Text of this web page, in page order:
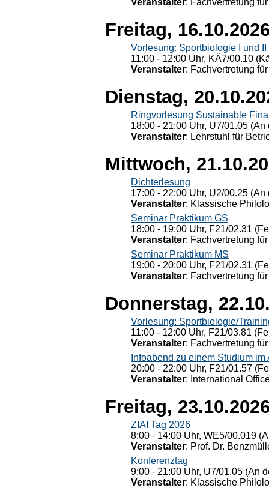
Veranstalter: Fachvertretung
Freitag,
Vorlesung: Sportbiologie I und II
11:00 - 12:00 Uhr, KÄ7/00.10
Veranstalter: Fachvertretung
Dienstag,
Ringvorlesung Sustainable
18:00 - 21:00 Uhr, U7/01.05
Veranstalter: Lehrstuhl für
Mittwoch,
Dichterlesung
17:00 - 22:00 Uhr, U2/00.25
Veranstalter: Klassische
Seminar Praktikum GS
18:00 - 19:00 Uhr, F21/02.31
Veranstalter: Fachvertretung
Seminar Praktikum MS
19:00 - 20:00 Uhr, F21/02.31
Veranstalter: Fachvertretung
Donnerstag,
Vorlesung: Sportbiologie/
11:00 - 12:00 Uhr, F21/03.81
Veranstalter: Fachvertretung
Infoabend zu einem Studium im
20:00 - 22:00 Uhr, F21/01.57
Veranstalter: International
Freitag,
ZIAI Tag 2026
8:00 - 14:00 Uhr, WE5/00.019
Veranstalter: Prof. Dr.
Konferenztag
9:00 - 21:00 Uhr, U7/01.05 (An
Veranstalter: Klassische